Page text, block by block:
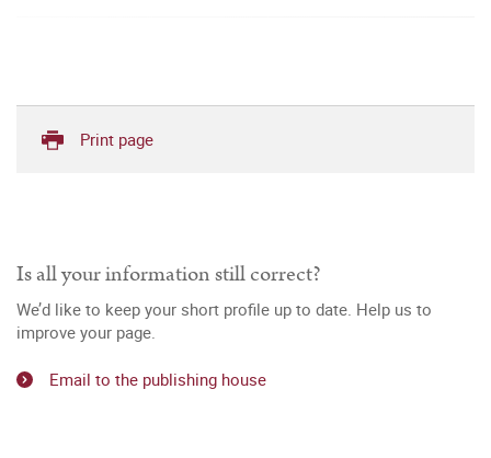
Print page
Is all your information still correct?
We’d like to keep your short profile up to date. Help us to
improve your page.
Email to the publishing house